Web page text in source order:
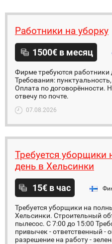
Работники на уборку
1500€ в месяц
Фирме требуются
Требования:
Оплата по договорённости.
отвечу по почте.
07.08.2026
Требуется
день в Хельсинки
15€ в час
Требуется уборщики на
Хельсинки. Строительный
пылесос. С 7:00 до 15:00
привычек - ответственный -
разрешение на работу -